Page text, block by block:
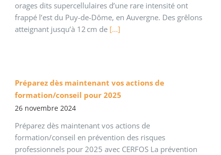
orages dits supercellulaires d’une rare intensité ont
frappé l’est du Puy-de-Dôme, en Auvergne. Des grêlons
atteignant jusqu’à 12 cm de [...]
Préparez dès maintenant vos actions de
formation/conseil pour 2025
26 novembre 2024
Préparez dès maintenant vos actions de
formation/conseil en prévention des risques
professionnels pour 2025 avec CERFOS La prévention